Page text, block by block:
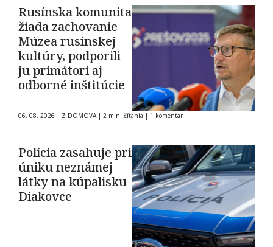
Rusínska komunita
žiada zachovanie
Múzea rusínskej
kultúry, podporili
ju primátori aj
odborné inštitúcie
06. 08. 2026 | Z DOMOVA | 2 min. čítania | 1 komentár
Polícia zasahuje pri
úniku neznámej
látky na kúpalisku
Diakovce